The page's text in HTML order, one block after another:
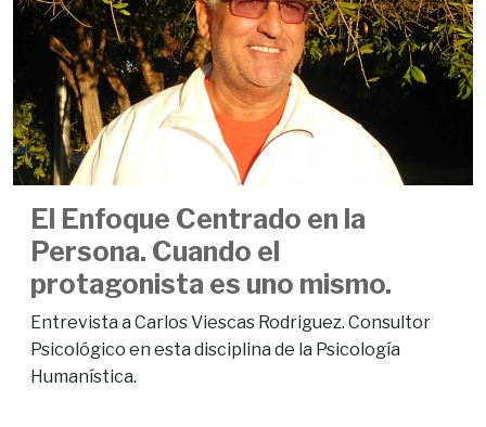
El Enfoque Centrado en la
Persona. Cuando el
protagonista es uno mismo.
Entrevista a Carlos Viescas Rodriguez. Consultor
Psicológico en esta disciplina de la Psicología
Humanística.